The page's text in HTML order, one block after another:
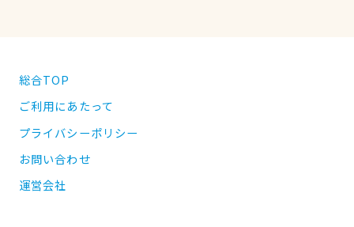
総合TOP
ご利用にあたって
プライバシーポリシー
お問い合わせ
運営会社